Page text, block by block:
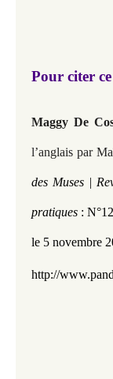
Pour citer
Maggy De
l’anglais par
des Muses |
pratiques :
le 5 novembre
http://